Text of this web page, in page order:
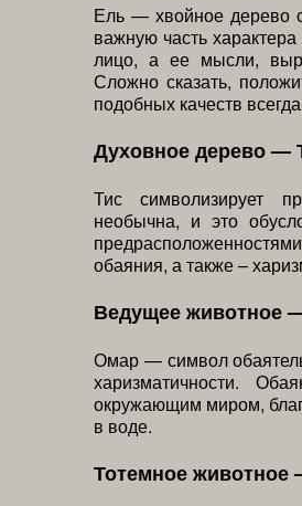
Ель — хвойное дерево
важную часть
лицо, а ее мысли,
Сложно сказать,
подобных качеств
Духовное дерево —
Тис символизирует
необычна, и это
обаяния, а также –
Ведущее животное
Омар — символ
харизматичности.
окружающим миром,
в воде.
Тотемное животное